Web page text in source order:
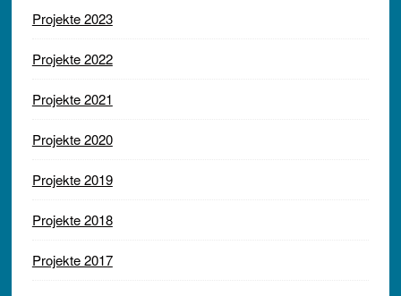
Projekte 2023
Projekte 2022
Projekte 2021
Projekte 2020
Projekte 2019
Projekte 2018
Projekte 2017